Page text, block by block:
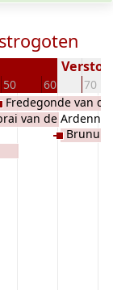
50 60 70
van de Ardenne
Fredegonde van
Brunulf